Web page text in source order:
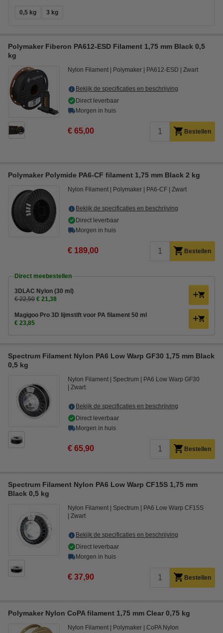
0,5 kg 3 kg
Polymaker Fiberon PA612-ESD Filament 1,75 mm Black 0,5
kg
Nylon Filament Polymaker PA612-ESD Zwart
Bekijk de specificaties en beschrijving
Direct leverbaar
Morgen in huis
€ 65,00 Bestellen
Polymaker Polymide PA6-CF filament 1,75 mm Black 2 kg
Nylon Filament Polymaker PA6-CF Zwart
Bekijk de specificaties en beschrijving
Direct leverbaar
Morgen in huis
€ 189,00 Bestellen
Direct meebestellen
3DLAC Nylon (30 ml)
€ 22,50 € 21,38
Magigoo Pro 3D lijmstift voor PA filament 50 ml
€ 23,85
Spectrum Filament Nylon PA6 Low Warp GF30 1,75 mm Black
0,5 kg
Nylon Filament Spectrum
PA6 Low Warp GF30
Zwart
Bekijk de specificaties en beschrijving
Direct leverbaar
Morgen in huis
€ 65,90 Bestellen
Spectrum Filament Nylon PA6 Low Warp CF15S 1,75 mm
Black 0,5 kg
Nylon Filament Spectrum
PA6 Low Warp CF15S
Zwart
Bekijk de specificaties en beschrijving
Direct leverbaar
Morgen in huis
€ 37,90 Bestellen
Polymaker Nylon CoPA filament 1,75 mm Clear 0,75 kg
Nylon Filament Polymaker
CoPA Nylon